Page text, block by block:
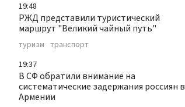
19:48
РЖД представили туристический
маршрут "Великий чайный путь"
туризм транспорт
19:37
В СФ обратили внимание на
систематические задержания россиян в
Армении